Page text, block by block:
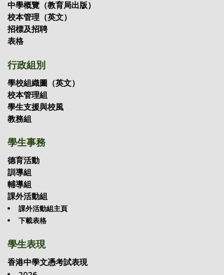
中學概覽（教育局出版）
校本管理（英文）
招標及招聘
表格
行政組別
學校組織圖（英文）
校本管理組
學生支援與校風
教務組
學生事務
德育活動
訓導組
輔導組
課外活動組
課外活動組主頁
下載表格
學生表現
香港中學文憑考試表現